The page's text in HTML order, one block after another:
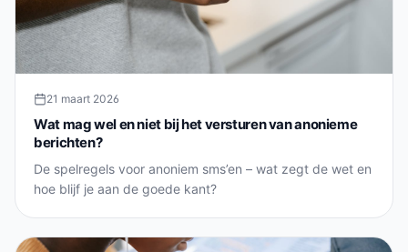
21 maart 2026
Wat mag wel en niet bij het versturen van anonieme
berichten?
De spelregels voor anoniem sms’en – wat zegt de wet en
hoe blijf je aan de goede kant?